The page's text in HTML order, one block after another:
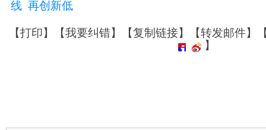
线 再创新低
【打印】【我要纠错】【复制链接】【转发邮件】
】